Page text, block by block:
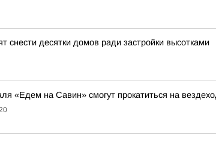
снести десятки домов ради застройки высотками
«Едем на Савин» смогут прокатиться на